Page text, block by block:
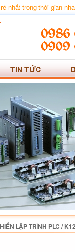
nhất trong thời gian
TIN TỨC
LẬP TRÌNH PLC /